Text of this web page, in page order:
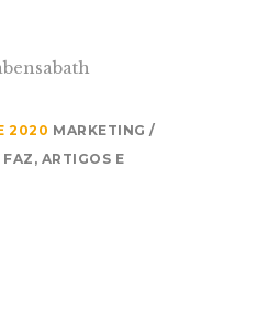
2020 MARKETING
FAZ , ARTIGOS E